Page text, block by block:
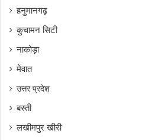
हनुमानगढ़
कुचामन सिटी
नाकोड़ा
मेवात
उत्तर प्रदेश
बस्ती
लखीमपुर खीरी